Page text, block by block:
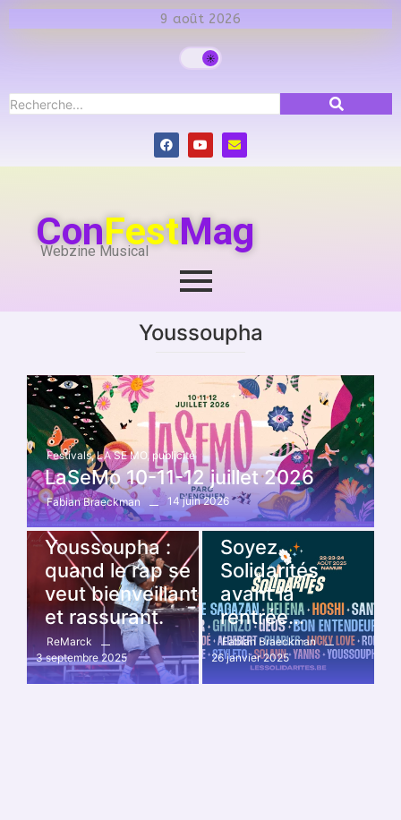
9 août 2026
ConFestMag
Webzine Musical
Youssoupha
Festivals, LA SE MO, publicité
LaSeMo 10-11-12 juillet 2026
Fabian Braeckman
14 juin 2026
Festivals, solidarités
Youssoupha :
quand le rap se
veut bienveillant
et rassurant.
ReMarck
3 septembre 2025
Festivals, solidarités
Soyez
Solidarités
avant la
rentrée…
Fabian Braeckman
26 janvier 2025